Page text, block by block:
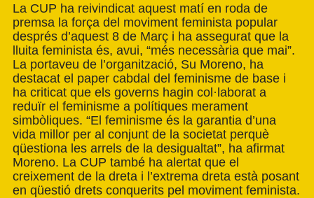
La CUP ha reivindicat aquest matí en roda de
premsa la força del moviment feminista popular
després d’aquest 8 de Març i ha assegurat que la
lluita feminista és, avui, “més necessària que mai”.
La portaveu de l’organització, Su Moreno, ha
destacat el paper cabdal del feminisme de base i
ha criticat que els governs hagin col·laborat a
reduïr el feminisme a polítiques merament
simbòliques. “El feminisme és la garantia d’una
vida millor per al conjunt de la societat perquè
qüestiona les arrels de la desigualtat”, ha afirmat
Moreno. La CUP també ha alertat que el
creixement de la dreta i l’extrema dreta està posant
en qüestió drets conquerits pel moviment feminista.